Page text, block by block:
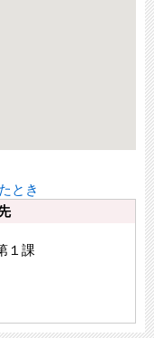
とき
１課